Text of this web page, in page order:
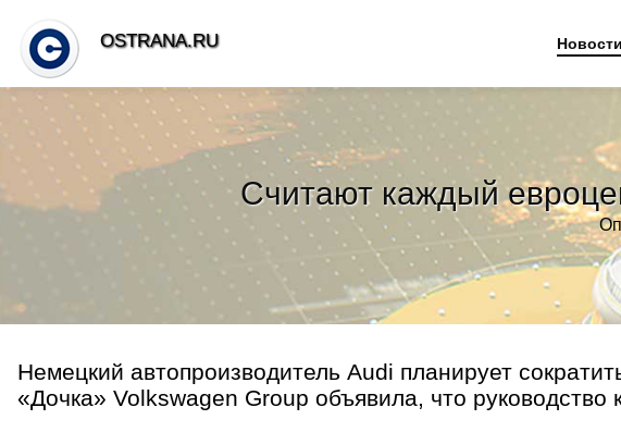
Считают каждый
Немецкий автопроизводитель Audi планирует
«Дочка» Volkswagen Group объявила, что руководство
OSTRANA.RU Новости